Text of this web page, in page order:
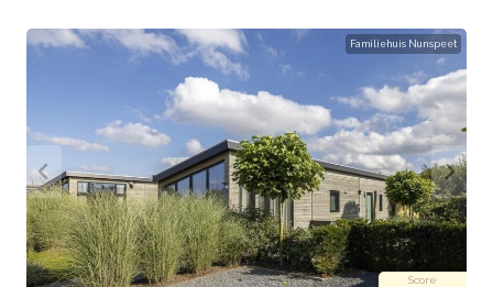
Familiehuis Nunspeet
Score